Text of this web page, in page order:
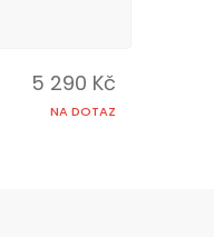
5 290 Kč
NA DOTAZ